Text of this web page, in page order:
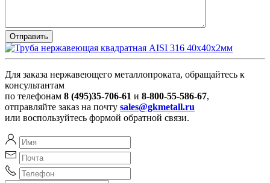
Для заказа нержавеющего металлопроката, обращайтесь к
консультантам
по телефонам 8 (495)35-706-61 и 8-800-55-586-67,
отправляйте заказ на почту sales@gkmetall.ru
или воспользуйтесь формой обратной связи.